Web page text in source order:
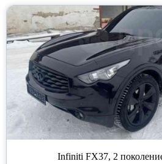
Infiniti FX37, 2